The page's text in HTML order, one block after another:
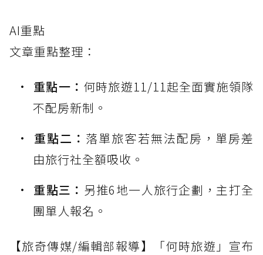
AI重點
文章重點整理：
重點一： 何時旅遊11/11起全面實施領隊
不配房新制。
重點二： 落單旅客若無法配房，單房差
由旅行社全額吸收。
重點三： 另推6地一人旅行企劃，主打全
團單人報名。
【旅奇傳媒/編輯部報導】「何時旅遊」宣布